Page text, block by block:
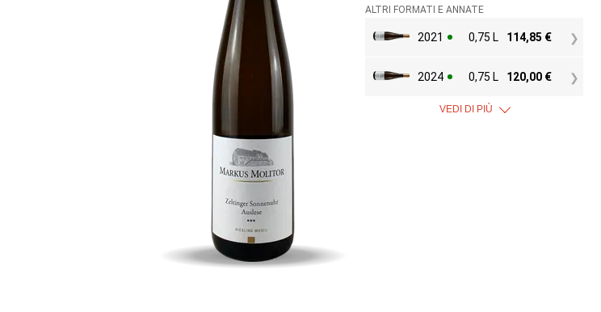
ALTRI FORMATI E ANNATE
2021 0,75 L 114,85 €
2024 0,75 L 120,00 €
VEDI DI PIÙ